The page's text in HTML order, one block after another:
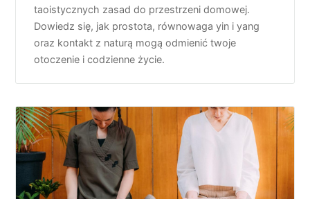
taoistycznych zasad do przestrzeni domowej.
Dowiedz się, jak prostota, równowaga yin i yang
oraz kontakt z naturą mogą odmienić twoje
otoczenie i codzienne życie.